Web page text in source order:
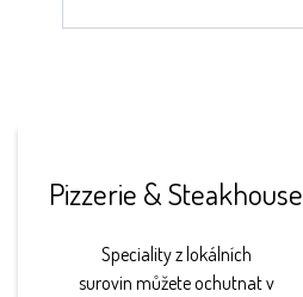
Pizzerie & Steakhouse
Speciality z lokálních
surovin můžete ochutnat v